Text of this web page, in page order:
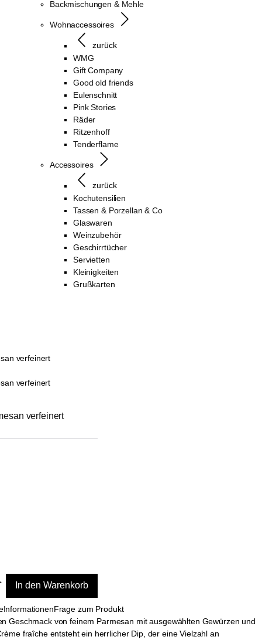
Backmischungen & Mehle
Wohnaccessoires
zurück
WMG
Gift Company
Good old friends
Eulenschnitt
Pink Stories
Räder
Ritzenhoff
Tenderflame
Accessoires
zurück
Kochutensilien
Tassen & Porzellan & Co
Glaswaren
Weinzubehör
Geschirrtücher
Servietten
Kleinigkeiten
Grußkarten
verfeinert
InformationenFrage zum Produkt
Geschmack von feinem Parmesan mit ausgewählten Gewürzen und
fraîche entsteht ein herrlicher Dip, der eine Vielzahl an